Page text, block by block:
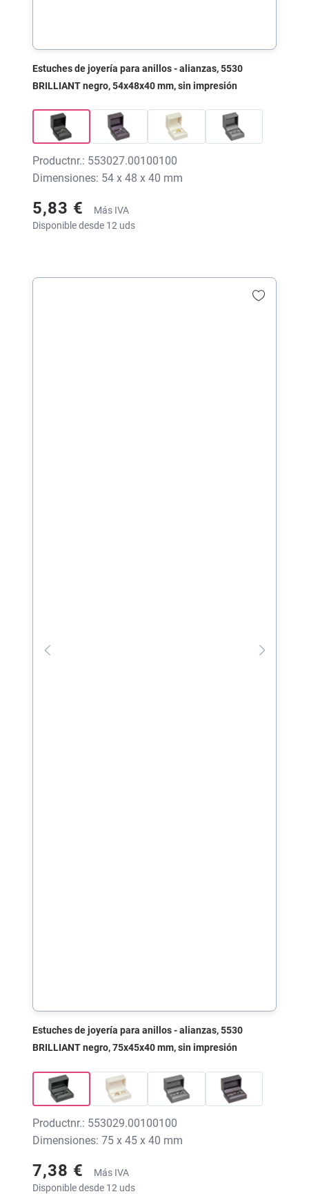
Estuches de joyería para anillos - alianzas, 5530
BRILLIANT negro, 54x48x40 mm, sin impresión
Productnr.: 553027.00100100
Dimensiones: 54 x 48 x 40 mm
5,83 €
Más IVA
Disponible desde 12 uds
Estuches de joyería para anillos - alianzas, 5530
BRILLIANT negro, 75x45x40 mm, sin impresión
Productnr.: 553029.00100100
Dimensiones: 75 x 45 x 40 mm
7,38 €
Más IVA
Disponible desde 12 uds